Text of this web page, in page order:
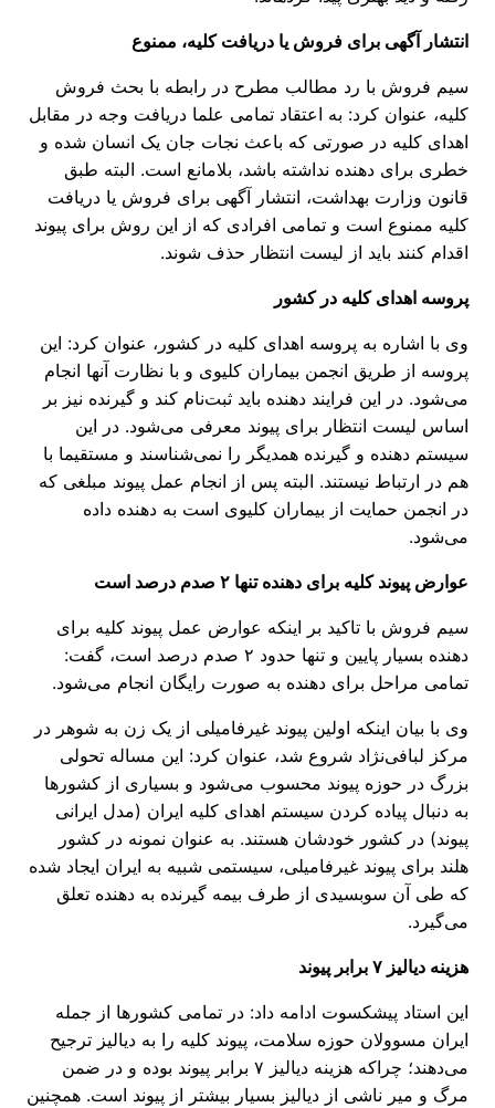
انتشار آگهی برای فروش یا دریافت کلیه، ممنوع
سیم فروش با رد مطالب مطرح در رابطه با بحث فروش
کلیه، عنوان کرد: به اعتقاد تمامی علما دریافت وجه در مقابل
اهدای کلیه در صورتی که باعث نجات جان یک انسان شده و
خطری برای دهنده نداشته باشد، بلامانع است. البته طبق
قانون وزارت بهداشت، انتشار آگهی برای فروش یا دریافت
کلیه ممنوع است و تمامی افرادی که از این روش برای پیوند
اقدام کنند باید از لیست انتظار حذف شوند.
پروسه اهدای کلیه در کشور
وی با اشاره به پروسه اهدای کلیه در کشور، عنوان کرد: این
پروسه از طریق انجمن بیماران کلیوی و با نظارت آنها انجام
می‌شود. در این فرایند دهنده باید ثبت‌نام کند و گیرنده نیز بر
اساس لیست انتظار برای پیوند معرفی می‌شود. در این
سیستم دهنده و گیرنده همدیگر را نمی‌شناسند و مستقیما با
هم در ارتباط نیستند. البته پس از انجام عمل پیوند مبلغی که
در انجمن حمایت از بیماران کلیوی است به دهنده داده
می‌شود.
عوارض پیوند کلیه برای دهنده تنها ۲ صدم درصد است
سیم فروش با تاکید بر اینکه عوارض عمل پیوند کلیه برای
دهنده بسیار پایین و تنها حدود ۲ صدم درصد است، گفت:
تمامی مراحل برای دهنده به صورت رایگان انجام می‌شود.
وی با بیان اینکه اولین پیوند غیرفامیلی از یک زن به شوهر در
مرکز لبافی‌نژاد شروع شد، عنوان کرد: این مساله تحولی
بزرگ در حوزه پیوند محسوب می‌شود و بسیاری از کشورها
به دنبال پیاده کردن سیستم اهدای کلیه ایران (مدل ایرانی
پیوند) در کشور خودشان هستند. به عنوان نمونه در کشور
هلند برای پیوند غیرفامیلی، سیستمی شبیه به ایران ایجاد شده
که طی آن سوبسیدی از طرف بیمه گیرنده به دهنده تعلق
می‌گیرد.
هزینه دیالیز ۷ برابر پیوند
این استاد پیشکسوت ادامه داد: در تمامی کشورها از جمله
ایران مسوولان حوزه سلامت، پیوند کلیه را به دیالیز ترجیح
می‌دهند؛ چراکه هزینه دیالیز ۷ برابر پیوند بوده و در ضمن
مرگ و میر ناشی از دیالیز بسیار بیشتر از پیوند است. همچنین